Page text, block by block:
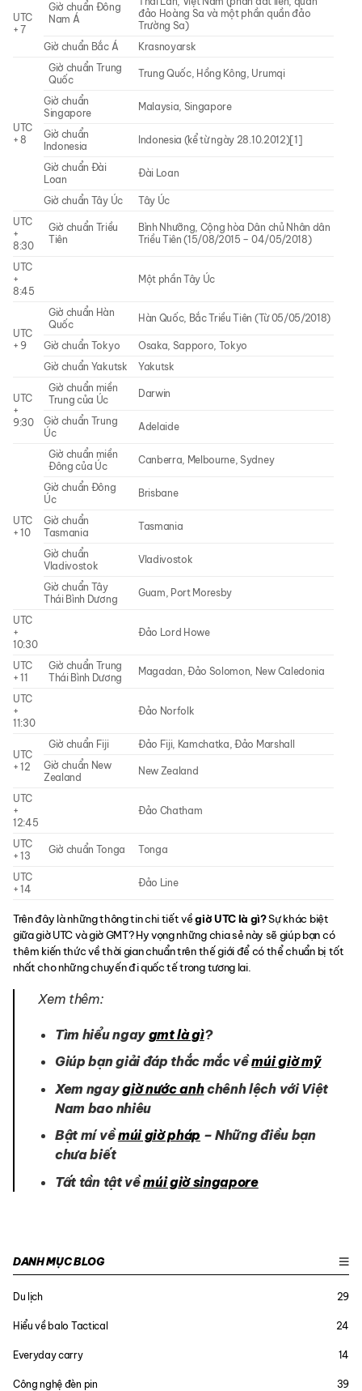
DANH MỤC BLOG
Du lịch 29
Hiểu về balo Tactical 24
Everyday carry 14
Công nghệ đèn pin 39
UTC
+ 7
Giờ chuẩn Đông
Nam Á
đảo Hoàng Sa và một phần quần đảo
Trường Sa)
Giờ chuẩn Bắc Á
Krasnoyarsk
UTC
+ 8
Giờ chuẩn Trung
Quốc
Trung Quốc, Hồng Kông, Urumqi
Giờ chuẩn
Singapore
Malaysia, Singapore
Giờ chuẩn
Indonesia
Indonesia (kể từ ngày 28.10.2012)[1]
Giờ chuẩn Đài
Loan
Đài Loan
Giờ chuẩn Tây Úc
Tây Úc
UTC
+
8:30
Giờ chuẩn Triều
Tiên
Bình Nhưỡng, Cộng hòa Dân chủ Nhân dân
Triều Tiên (15/08/2015 – 04/05/2018)
UTC
+
8:45
Một phần Tây Úc
UTC
+ 9
Giờ chuẩn Hàn
Quốc
Hàn Quốc, Bắc Triều Tiên (Từ 05/05/2018)
Giờ chuẩn Tokyo
Osaka, Sapporo, Tokyo
Giờ chuẩn Yakutsk
Yakutsk
UTC
+
9:30
Giờ chuẩn miền
Trung của Úc
Darwin
Giờ chuẩn Trung
Úc
Adelaide
UTC
+ 10
Giờ chuẩn miền
Đông của Úc
Canberra, Melbourne, Sydney
Giờ chuẩn Đông
Úc
Brisbane
Giờ chuẩn
Tasmania
Tasmania
Giờ chuẩn
Vladivostok
Vladivostok
Giờ chuẩn Tây
Thái Bình Dương
Guam, Port Moresby
UTC
+
10:30
Đảo Lord Howe
UTC
+ 11
Giờ chuẩn Trung
Thái Bình Dương
Magadan, Đảo Solomon, New Caledonia
UTC
+
11:30
Đảo Norfolk
UTC
+ 12
Giờ chuẩn Fiji
Đảo Fiji, Kamchatka, Đảo Marshall
Giờ chuẩn New
Zealand
New Zealand
UTC
+
12:45
Đảo Chatham
UTC
+ 13
Giờ chuẩn Tonga Tonga
UTC
+ 14
Đảo Line
Trên đây là những thông tin chi tiết vềgiờ UTC là gì?Sự khác biệt
giữa giờ UTC và giờ GMT? Hy vọng những chia sẻ này sẽ giúp bạn có
thêm kiến thức về thời gian chuẩn trên thế giới để có thể chuẩn bị tốt
nhất cho những chuyến đi quốc tế trong tương lai.
Xem thêm:
Tìm hiểu ngay gmt là gì?
Giúp bạn giải đáp thắc mắc vềmúi giờ mỹ
Xem ngaygiờ nước anhchênh lệch với Việt
Nam bao nhiêu
Bật mí vềmúi giờ pháp – Những điều bạn
chưa biết
Tất tần tật vềmúi giờ singapore